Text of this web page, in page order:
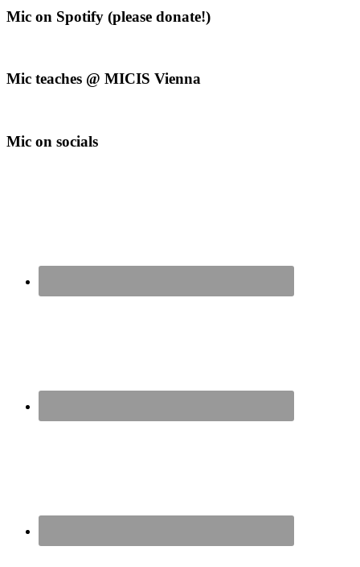
Mic on Spotify (please donate!)
Mic teaches @ MICIS Vienna
Mic on socials